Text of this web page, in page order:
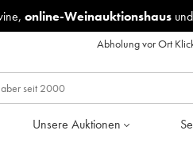
online-Weinauktionshausund
Abholung vor Ort
Unsere Auktionen